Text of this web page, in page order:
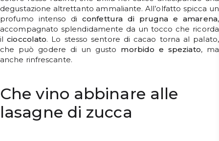
degustazione altrettanto ammaliante. All’olfatto spicca un
profumo intenso diconfettura di prugna e amarena,
accompagnato splendidamente da un tocco che ricorda
ilcioccolato. Lo stesso sentore di cacao torna al palato,
che può godere di un gusto morbido e speziato, ma
anche rinfrescante.
Che vino abbinare alle
lasagne di zucca